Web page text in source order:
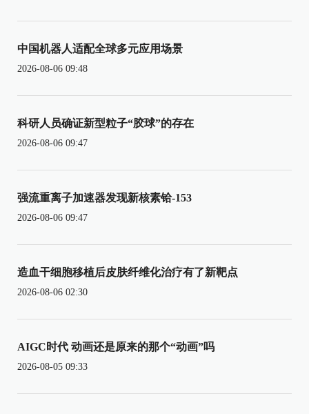
中国机器人适配全球多元应用场景
2026-08-06 09:48
科研人员确证新型粒子“胶球”的存在
2026-08-06 09:47
强流重离子加速器发现新核素铪-153
2026-08-06 09:47
造血干细胞移植后皮肤纤维化治疗有了新靶点
2026-08-06 02:30
AIGC时代 动画还是原来的那个“动画”吗
2026-08-05 09:33